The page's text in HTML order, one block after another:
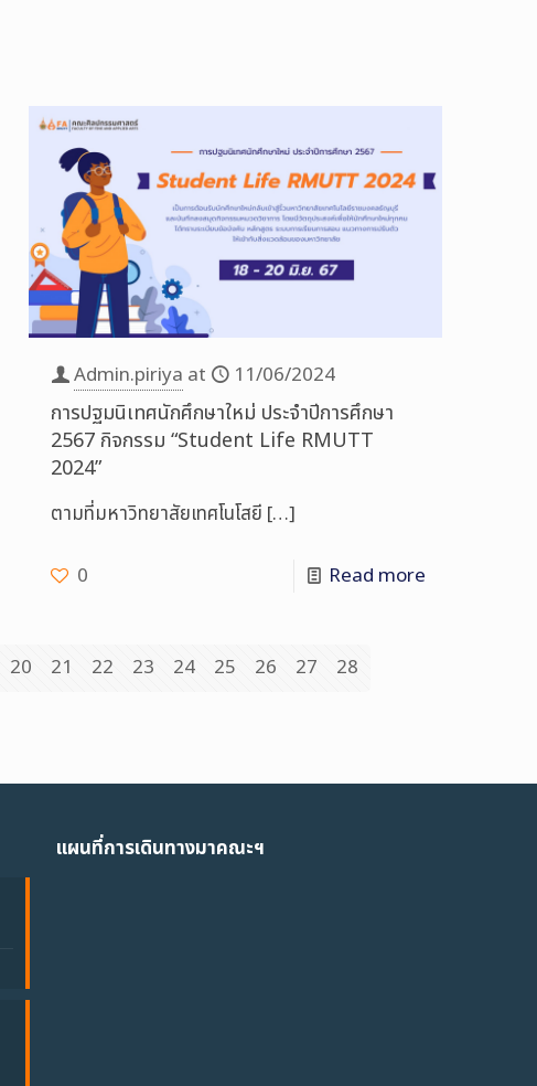
Admin.piriya at 11/06/2024
การปฐมนิเทศนักศึกษาใหม่ ประจำปีการศึกษา
2567 กิจกรรม “Student Life RMUTT
2024”
ตามที่มหาวิทยาสัยเทศโนโสยี […]
0 Read more
20 21 22 23 24 25 26 27
28
แผนที่การเดินทางมาคณะฯ